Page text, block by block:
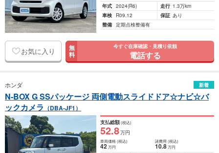
年式 2024(R6) 走行 1.3万km
車検
R09.12 保証 あり
整備 定期点検整備有
お気に入り 無
料
今すぐ在庫確認・見積り依頼
電話する
ホンダ 新着
N-BOX G SSパッケージ 両側電動スライドドア☆ナビ☆バ
ックカメラ （DBA-JF1）
支払総額(税込)
52.8万円
車両価格(税込)
42万円
諸費用 (税込)
10.8 万円